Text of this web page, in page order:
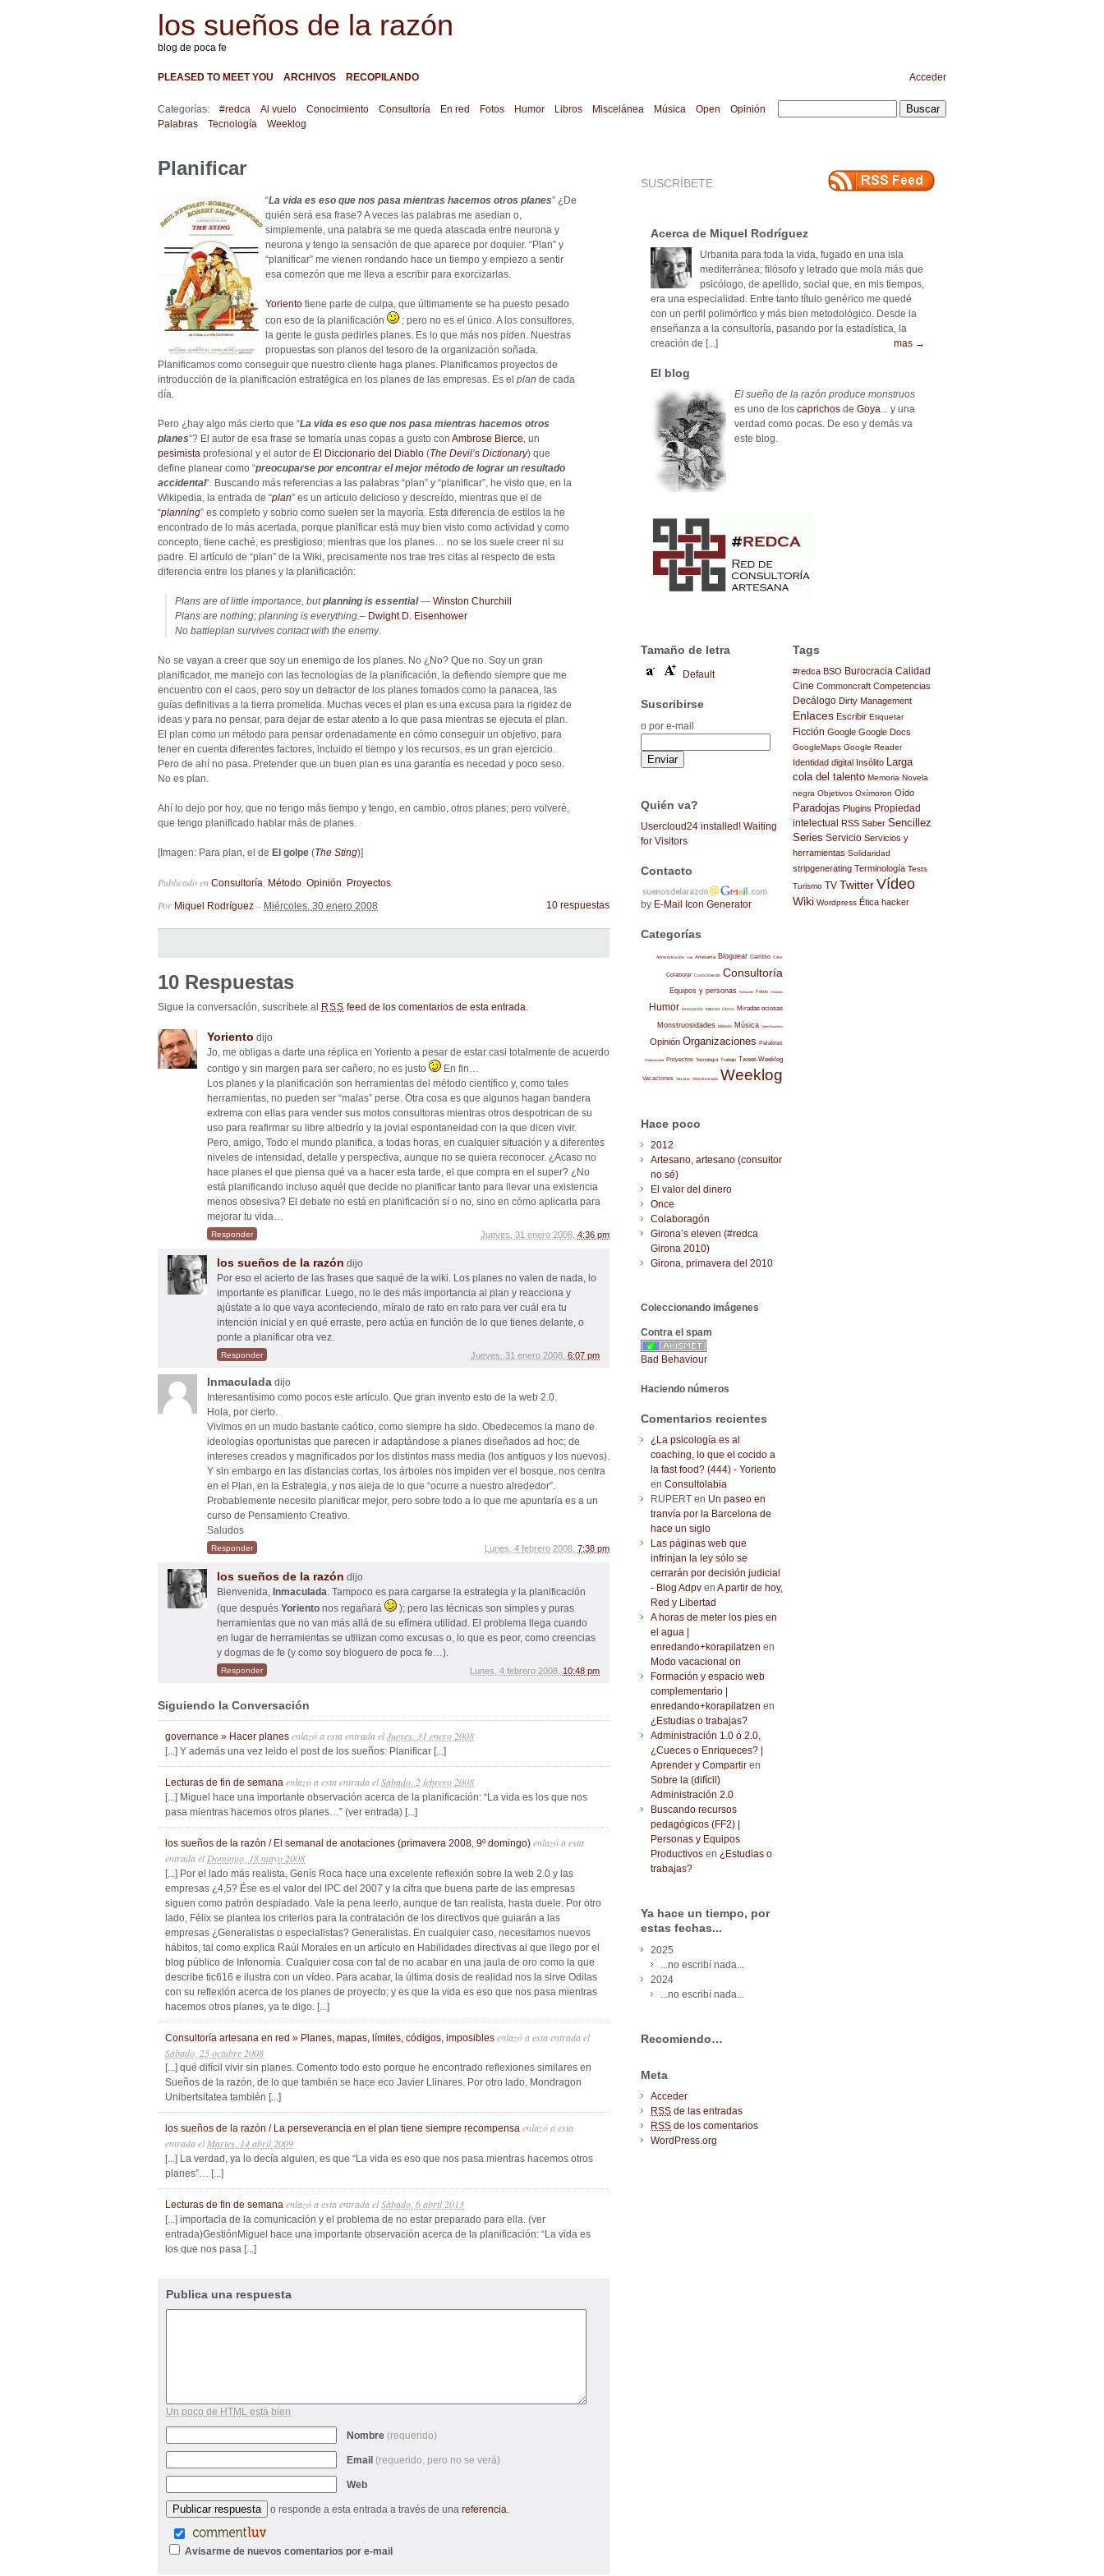
los sueños de la razón
blog de poca fe
PLEASED TO MEET YOU ARCHIVOS RECOPILANDO Acceder
Categorías: #redca Al vuelo Conocimiento Consultoría En red Fotos Humor Libros Miscelánea Música Open
Opinión
Palabras
Tecnología Weeklog
Planificar
“La vida es eso que nos pasa mientras hacemos otros planes” ¿De
quién será esa frase? A veces las palabras me asedian o,
simplemente, una palabra se me queda atascada entre neurona y
neurona y tengo la sensación de que aparece por doquier. “Plan” y
“planificar” me vienen rondando hace un tiempo y empiezo a sentir
esa comezón que me lleva a escribir para exorcizarlas.
Yoriento tiene parte de culpa, que últimamente se ha puesto pesado
con eso de la planificación
; pero no es el único. A los consultores,
la gente le gusta pedirles planes. Es lo que más nos piden. Nuestras
propuestas son planos del tesoro de la organización soñada.
Planificamos como conseguir que nuestro cliente haga planes. Planificamos proyectos de
introducción de la planificación estratégica en los planes de las empresas. Es el plan de cada
día.
Pero ¿hay algo más cierto que “La vida es eso que nos pasa mientras hacemos otros
planes“? El autor de esa frase se tomaría unas copas a gusto con Ambrose Bierce, un
pesimista profesional y el autor de El Diccionario del Diablo (The Devil’s Dictionary) que
define planear como “preocuparse por encontrar el mejor método de lograr un resultado
accidental“. Buscando más referencias a las palabras “plan” y “planificar”, he visto que, en la
Wikipedia, la entrada de “plan” es un artículo delicioso y descreído, mientras que el de
“planning” es completo y sobrio como suelen ser la mayoría. Esta diferencia de estilos la he
encontrado de lo más acertada, porque planificar está muy bien visto como actividad y como
concepto, tiene caché, es prestigioso; mientras que los planes… no se los suele creer ni su
padre. El artículo de “plan” de la Wiki, precisamente nos trae tres citas al respecto de esta
diferencia entre los planes y la planificación:
Plans are of little importance, butplanning is essential— Winston Churchill
Plans are nothing; planning is everything.– Dwight D. Eisenhower
No battleplan survives contact with the enemy.
No se vayan a creer que soy un enemigo de los planes. No ¿No? Que no. Soy un gran
planificador, me manejo con las tecnologías de la planificación, la defiendo siempre que me
encuentro con el caos, pero soy un detractor de los planes tomados como la panacea, las
guías definitivas a la tierra prometida. Muchas veces el plan es una excusa para la rigidez de
ideas y para no pensar, para dejar de estar atento a lo que pasa mientras se ejecuta el plan.
El plan como un método para pensar ordenadamente en cómo conseguir un objetivo, para
tener en cuenta diferentes factores, incluido el tiempo y los recursos, es un gran ejercicio.
Pero de ahí no pasa. Pretender que un buen plan es una garantía es necedad y poco seso.
No es plan.
Ahí lo dejo por hoy, que no tengo más tiempo y tengo, en cambio, otros planes; pero volveré,
que tengo planificado hablar más de planes.
[Imagen: Para plan, el de El golpe (The Sting)]
Publicado en Consultoría Método Opinión Proyectos
10 respuestas
Por Miquel Rodríguez – Miércoles, 30 enero 2008
10 Respuestas
Sigue la conversación, suscríbete al RSS feed de los comentarios de esta entrada.
Yoriento dijo
Jo, me obligas a darte una réplica en Yoriento a pesar de estar casi totalmente de acuerdo
contigo y sin margen para ser cañero, no es justo
En fin…
Los planes y la planificación son herramientas del método científico y, como tales
herramientas, no pueden ser “malas” perse. Otra cosa es que algunos hagan bandera
extrema con ellas para vender sus motos consultoras mientras otros despotrican de su
uso para reafirmar su libre albedrío y la jovial espontaneidad con la que dicen vivir.
Pero, amigo, Todo el mundo planifica, a todas horas, en cualquier situación y a diferentes
niveles de intensidad, detalle y perspectiva, aunque no se quiera reconocer. ¿Acaso no
hace planes el que piensa qué va a hacer esta tarde, el que compra en el super? ¿No
está planificando incluso aquél que decide no planificar tanto para llevar una existencia
menos obsesiva? El debate no está en planificación sí o no, sino en cómo aplicarla para
mejorar tu vida…
Jueves, 31 enero 2008, 4:36 pm
Responder
los sueños de la razón dijo
Por eso el acierto de las frases que saqué de la wiki. Los planes no valen de nada, lo
importante es planificar. Luego, no le des más importancia al plan y reacciona y
ajústate a lo que vaya aconteciendo, míralo de rato en rato para ver cuál era tu
intención inicial y en qué erraste, pero actúa en función de lo que tienes delante, o
ponte a planificar otra vez.
Jueves, 31 enero 2008, 6:07 pm
Responder
Inmaculada dijo
Interesantísimo como pocos este artículo. Que gran invento esto de la web 2.0.
Hola, por cierto.
Vivimos en un mudo bastante caótico, como siempre ha sido. Obedecemos la mano de
ideologías oportunistas que parecen ir adaptándose a planes diseñados ad hoc; de
intereses creados y magnificados por los distintos mass media (los antiguos y los nuevos).
Y sin embargo en las distancias cortas, los árboles nos impiden ver el bosque, nos centra
en el Plan, en la Estrategia, y nos aleja de lo que “ocurre a nuestro alrededor”.
Probablemente necesito planificar mejor, pero sobre todo a lo que me apuntaría es a un
curso de Pensamiento Creativo.
Saludos
Lunes, 4 febrero 2008, 7:38 pm
Responder
los sueños de la razón dijo
Bienvenida, Inmaculada. Tampoco es para cargarse la estrategia y la planificación
(que después Yoriento nos regañará
); pero las técnicas son simples y puras
herramientas que no van más allá de su efímera utilidad. El problema llega cuando
en lugar de herramientas se utilizan como excusas o, lo que es peor, como creencias
y dogmas de fe (y como soy bloguero de poca fe…).
Lunes, 4 febrero 2008, 10:48 pm
Responder
Siguiendo la Conversación
governance » Hacer planes enlazó a esta entradaelJueves, 31 enero 2008
[...] Y además una vez leido el post de los sueños: Planificar [...]
Lecturas de fin de semana enlazó a esta entradaelSábado, 2 febrero 2008
[...] Miguel hace una importante observación acerca de la planificación: “La vida es los que nos
pasa mientras hacemos otros planes…” (ver entrada) [...]
los sueños de la razón / El semanal de anotaciones (primavera 2008, 9º domingo) enlazó a esta
entradael Domingo, 18 mayo 2008
[...] Por el lado más realista, Genís Roca hace una excelente reflexión sobre la web 2.0 y las
empresas ¿4,5? Ése es el valor del IPC del 2007 y la cifra que buena parte de las empresas
siguen como patrón despiadado. Vale la pena leerlo, aunque de tan realista, hasta duele. Por otro
lado, Félix se plantea los criterios para la contratación de los directivos que guiarán a las
empresas ¿Generalistas o especialistas? Generalistas. En cualquier caso, necesitamos nuevos
hábitos, tal como explica Raúl Morales en un artículo en Habilidades directivas al que llego por el
blog público de Infonomía. Cualquier cosa con tal de no acabar en una jaula de oro como la que
describe tic616 e ilustra con un vídeo. Para acabar, la última dosis de realidad nos la sirve Odilas
con su reflexión acerca de los planes de proyecto; y es que la vida es eso que nos pasa mientras
hacemos otros planes, ya te digo. [...]
Consultoría artesana en red » Planes, mapas, límites, códigos, imposibles enlazó a esta entradael
Sábado, 25 octubre 2008
[...] qué difícil vivir sin planes. Comento todo esto porque he encontrado reflexiones similares en
Sueños de la razón, de lo que también se hace eco Javier Llinares. Por otro lado, Mondragon
Unibertsitatea también [...]
los sueños de la razón / La perseverancia en el plan tiene siempre recompensa enlazó a esta
entradael Martes, 14 abril 2009
[...] La verdad, ya lo decía alguien, es que “La vida es eso que nos pasa mientras hacemos otros
planes”… [...]
Lecturas de fin de semana enlazó a esta entradaelSábado, 6 abril 2013
[...] importacia de la comunicación y el problema de no estar preparado para ella. (ver
entrada)GestiónMiguel hace una importante observación acerca de la planificación: “La vida es
los que nos pasa [...]
Publica una respuesta
Un poco de HTML está bien
Nombre (requerido)
Email (requerido, pero no se verá)
Web
o responde a esta entrada a través de una referencia.
Avisarme de nuevos comentarios por e-mail
SUSCRÍBETE
Acerca de Miquel Rodríguez
Urbanita para toda la vida, fugado en una isla
mediterránea; filósofo y letrado que mola más que
psicólogo, de apellido, social que, en mis tiempos,
era una especialidad. Entre tanto título genérico me quedé
con un perfil polimórfico y más bien metodológico. Desde la
enseñanza a la consultoría, pasando por la estadística, la
creación de [...]
mas →
El blog
El sueño de la razón produce monstruos
es uno de los caprichos de Goya... y una
verdad como pocas. De eso y demás va
este blog.
Tamaño de letra
Default
Suscribirse
o por e-mail
Quién va?
Usercloud24 installed! Waiting
for Visitors
Contacto
by E-Mail Icon Generator
Categorías
Administración Arte Artesanía Bloguear Cambio Citas
Colaborar Conocimiento Consultoría
Equipos y personas Formación Fotos Historias
Humor Innovación Internet Libros Miradas ociosas
Monstruosidades Método Música Open Business
Opinión Organizaciones Palabras
Productividad Proyectos Tecnología Trabajo Tweet-Weeklog
Vacaciones Verano Vida ilustrada Weeklog
Hace poco
2012
Artesano, artesano (consultor
no sé)
El valor del dinero
Once
Colaboragón
Girona’s eleven (#redca
Girona 2010)
Girona, primavera del 2010
Coleccionando imágenes
Contra el spam
Bad Behaviour
Haciendo números
Comentarios recientes
¿La psicología es al
coaching, lo que el cocido a
la fast food? (444) - Yoriento
en Consultolabia
RUPERT en Un paseo en
tranvía por la Barcelona de
hace un siglo
Las páginas web que
infrinjan la ley sólo se
cerrarán por decisión judicial
- Blog Adpv en A partir de hoy,
Red y Libertad
A horas de meter los pies en
el agua |
enredando+korapilatzen en
Modo vacacional on
Formación y espacio web
complementario |
enredando+korapilatzen en
¿Estudias o trabajas?
Administración 1.0 ó 2.0,
¿Cueces o Enriqueces? |
Aprender y Compartir en
Sobre la (difícil)
Administración 2.0
Buscando recursos
pedagógicos (FF2) |
Personas y Equipos
Productivos en ¿Estudias o
trabajas?
Ya hace un tiempo, por
estas fechas...
2025
...no escribí nada...
2024
...no escribí nada...
Recomiendo…
Meta
Acceder
RSS de las entradas
RSS de los comentarios
WordPress.org
Tags
#redca BSO Burocracia Calidad
Cine Commoncraft Competencias
Decálogo Dirty Management
Enlaces Escribir Etiquetar
Ficción Google Google Docs
GoogleMaps Google Reader
Identidad digital Insólito Larga
cola del talento Memoria Novela
negra Objetivos Oxímoron Oído
Paradojas Plugins Propiedad
intelectual
RSS Saber Sencillez
Series Servicio Servicios y
herramientas Solidaridad
stripgenerating Terminología Tests
Turismo TV Twitter Vídeo
Wiki Wordpress Ética hacker